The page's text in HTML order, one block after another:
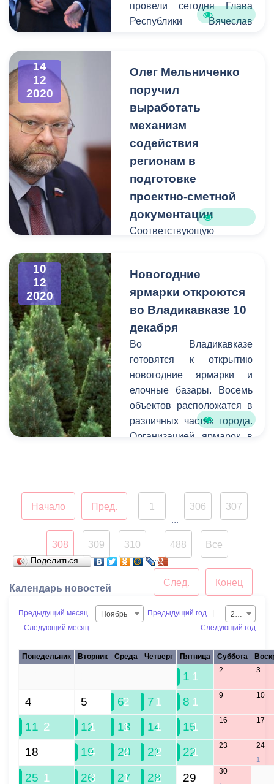
провели сегодня Глава
Республики Вячеслав
Икаев и глава
Владикавказа Тамерлан
Фарниев. Маршрут
прошел по территориям
четырех префектур
города, в выездном
совещании также приняли
участие руководители
городских районов:
префект Иристонского
района Георгий Дзеранов,
префект Северо-
Западного
района Ахсарбек Таутиев,
префект Затеречного
района Альберт
Мамсуров.
14
12
2020
Олег Мельниченко
поручил
выработать
механизм
содействия
регионам в
подготовке
проектно-сметной
документации
Соответствующую
устройству, региональной
политике, местному
самоуправлению и делам
Севера включил в проект
постановления палаты.
10
12
2020
Новогодние
ярмарки откроются
во Владикавказе 10
декабря
Во Владикавказе
готовятся к открытию
новогодние ярмарки и
елочные базары. Восемь
объектов расположатся в
различных частях города.
Организацией ярмарок в
Начало Пред.
1
...
306 307
308 309
310
...
488 Все
Конец
След.
Поделиться…
Календарь новостей
Предыдущий месяц
Ноябрь
Следующий месяц
Предыдущий год
2019
Следующий год
Понедельник Вторник Среда Четверг Пятница Суббота
1 1 2 3
4 5 62 7 1 8 1 9 10
11 2 12
1 13
1 14
1 15
1 16 17
18 19
4 20
2 21
2 22
1 23 24
1
25 1 26
3 27
1 28
2 29 30